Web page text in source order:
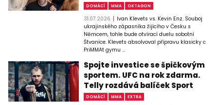
DOMÁCÍ MMA OKTAGON
31.07.2026
Ivan Klevets vs. Kevin Enz. Souboj
ukrajinského zápasníka žijícího v Česku s
Němcem, tohle bude otvírací duelu sobotní
Štvanice. Klevets absolvoval přípravu klasicky c
PriMMAt gymu ...
Spojte investice se špičkovým
sportem. UFC na rok zdarma.
Telly rozdává balíček Sport
DOMÁCÍ MMA EXTRA